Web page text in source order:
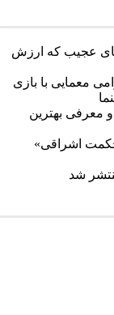
عجیب که ارزش
معمایی با بازی
و معرفی بهترین
اشراقی»
شد